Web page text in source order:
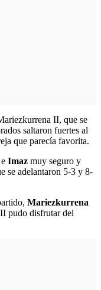
II, que se
saltaron fuertes al
que parecía favorita.
Imaz muy seguro y
se adelantaron 5-3 y 8-
Mariezkurrena
pudo disfrutar del